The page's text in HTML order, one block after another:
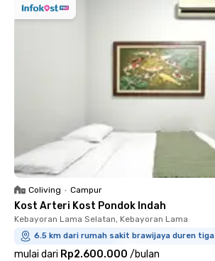
Coliving • Campur
Kost Arteri Kost Pondok Indah
Kebayoran Lama Selatan, Kebayoran Lama
6.5 km dari rumah sakit brawijaya duren tiga
mulai dari Rp2.600.000 /bulan